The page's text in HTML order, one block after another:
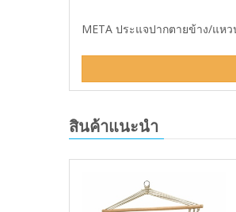
META ประแจปากตายข้าง/แห
สินค้าแนะนำ